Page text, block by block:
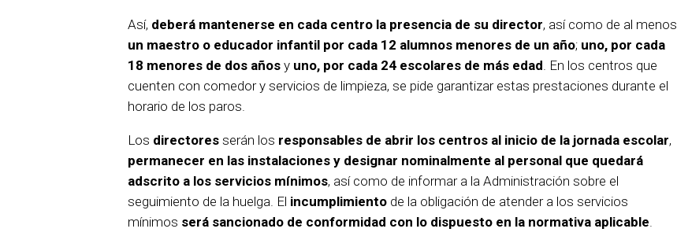
Así, deberá mantenerse en cada centro la presencia de su director, así como de al menos
un maestro o educador infantil por cada 12 alumnos menores de un año; uno, por cada
18 menores de dos años y uno, por cada 24 escolares de más edad. En los centros que
cuenten con comedor y servicios de limpieza, se pide garantizar estas prestaciones durante el
horario de los paros.
Los directores serán los responsables de abrir los centros al inicio de la jornada escolar,
permanecer en las instalaciones y designar nominalmente al personal que quedará
adscrito a los servicios mínimos, así como de informar a la Administración sobre el
seguimiento de la huelga. El incumplimiento de la obligación de atender a los servicios
mínimos será sancionado de conformidad con lo dispuesto en la normativa aplicable.